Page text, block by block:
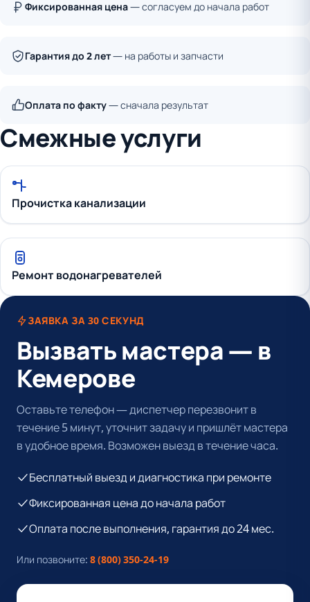
Фиксированная цена— согласуем до начала работ
Гарантия до 2 лет— на работы и запчасти
Оплата по факту— сначала результат
Смежные услуги
Прочистка канализации
Ремонт водонагревателей
ЗАЯВКА ЗА 30 СЕКУНД
Вызвать мастера — в
Кемерове
Оставьте телефон — диспетчер перезвонит в
течение 5 минут, уточнит задачу и пришлёт мастера
в удобное время. Возможен выезд в течение часа.
Бесплатный выезд и диагностика при ремонте
Фиксированная цена до начала работ
Оплата после выполнения, гарантия до 24 мес.
Или позвоните: 8 (800) 350-24-19